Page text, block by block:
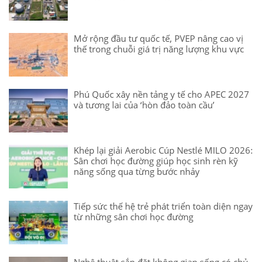
Mở rộng đầu tư quốc tế, PVEP nâng cao vị
thế trong chuỗi giá trị năng lượng khu vực
Phú Quốc xây nền tảng y tế cho APEC 2027
và tương lai của ‘hòn đảo toàn cầu’
Khép lại giải Aerobic Cúp Nestlé MILO 2026:
Sân chơi học đường giúp học sinh rèn kỹ
năng sống qua từng bước nhảy
Tiếp sức thế hệ trẻ phát triển toàn diện ngay
từ những sân chơi học đường